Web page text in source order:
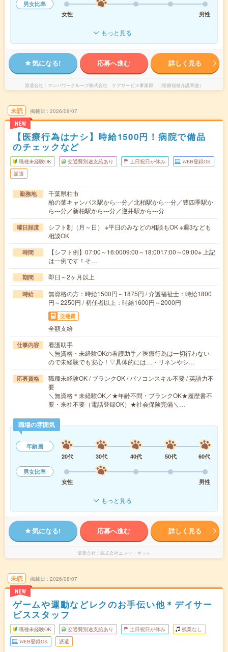
男女比率
女性
男性
もっと見る
気になる! 応募へ進む 詳しく見る
派遣会社 マンパワーグループ株式会社 ケアサービス事業部 （医療福祉介護関連）
未読
NEW
掲載日 2026/08/07
【医療行為はナシ】時給1500円！病院で備品
のチェックなど
職種未経験OK 交通費別途支給あり 土日祝日が休み WEB登録OK
派遣
勤務地
千葉県柏市
柏の葉キャンパス駅から---分／北柏駅から---分／豊四季駅か
ら---分／新柏駅から---分／逆井駅から---分
曜日頻度
シフト制（月～日） ※平日のみなどの相談もOK ※週3なども
相談OK
時間
【シフト例】07:00～16:0009:00～18:0017:00～09:00※ 上記
は一例です！そ…
期間 即日～2ヶ月以上
時給
無資格の方：時給1500円～1875円 / 介護福祉士：時給1800
円～2250円 / 初任者以上：時給1600円～2000円
交通費
全額支給
仕事内容
看護助手
＼無資格・未経験OKの看護助手／医療行為は一切行わない
ので未経験でも安心！▽具体的には…・リネンやシ…
応募資格
職種未経験OK / ブランクOK / パソコンスキル不要 / 英語力不
要
＼無資格＊未経験OK／★年齢不問・ブランクOK★履歴書不
要・来社不要（電話登録OK）★社会保険完備＼…
職場の雰囲気
年齢層
20代
30代 40代 50代
60代
男女比率
女性
男性
もっと見る
気になる! 応募へ進む 詳しく見る
派遣会社 株式会社ニッソーネット
未読
NEW
掲載日 2026/08/07
ゲームや運動などレクのお手伝い他＊デイサー
ビススタッフ
職種未経験OK 交通費別途支給あり 土日祝日が休み 残業なし
WEB登録OK 派遣